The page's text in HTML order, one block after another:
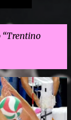
Trentino